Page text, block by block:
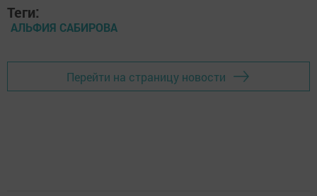
Теги:
АЛЬФИЯ САБИРОВА
Перейти на страницу новости